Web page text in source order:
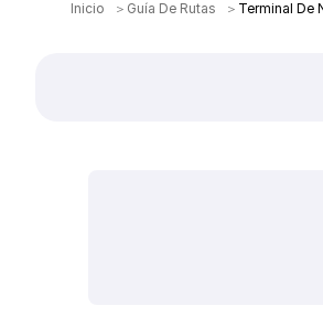
Inicio ＞ Guía De Rutas ＞ Terminal De